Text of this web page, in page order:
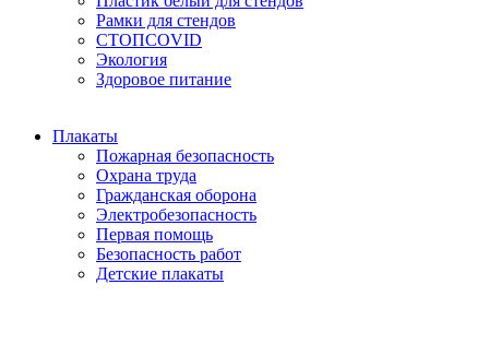
Рамки для стендов
СТОПCOVID
Экология
Здоровое питание
Плакаты
Пожарная безопасность
Охрана труда
Гражданская оборона
Электробезопасность
Первая помощь
Безопасность работ
Детские плакаты